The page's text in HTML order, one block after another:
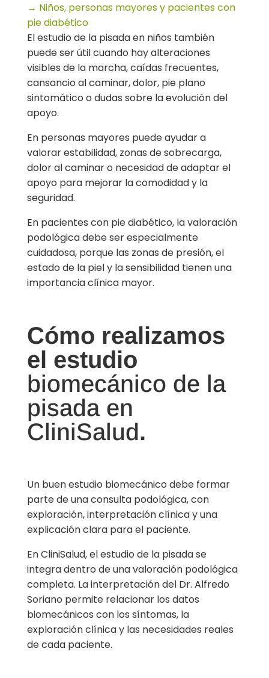
→ Niños, personas mayores y pacientes con
pie diabético
El estudio de la pisada en niños también
puede ser útil cuando hay alteraciones
visibles de la marcha, caídas frecuentes,
cansancio al caminar, dolor, pie plano
sintomático o dudas sobre la evolución del
apoyo.
En personas mayores puede ayudar a
valorar estabilidad, zonas de sobrecarga,
dolor al caminar o necesidad de adaptar el
apoyo para mejorar la comodidad y la
seguridad.
En pacientes con pie diabético, la valoración
podológica debe ser especialmente
cuidadosa, porque las zonas de presión, el
estado de la piel y la sensibilidad tienen una
importancia clínica mayor.
Cómo realizamos
el estudio
biomecánico de la
pisada en
CliniSalud.
Un buen estudio biomecánico debe formar
parte de una consulta podológica, con
exploración, interpretación clínica y una
explicación clara para el paciente.
En CliniSalud, el estudio de la pisada se
integra dentro de una valoración podológica
completa. La interpretación del Dr. Alfredo
Soriano permite relacionar los datos
biomecánicos con los síntomas, la
exploración clínica y las necesidades reales
de cada paciente.